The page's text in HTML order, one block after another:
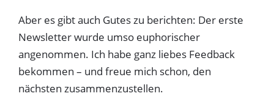
Aber es gibt auch Gutes zu berichten: Der erste
Newsletter wurde umso euphorischer
angenommen. Ich habe ganz liebes Feedback
bekommen – und freue mich schon, den
nächsten zusammenzustellen.